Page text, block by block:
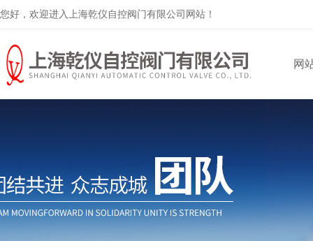
您好，欢迎进入上海乾仪自控阀门有限公司网站！
网